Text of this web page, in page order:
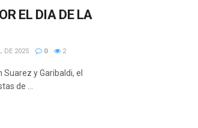
EL DIA DE LA
DE 2025 0 2
Suarez y Garibaldi, el
de ...